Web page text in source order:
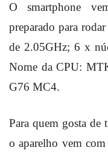
O smartphone
preparado para
de 2.05GHz; 6 x
Nome da CPU:
G76 MC4.
Para quem gosta
o aparelho vem